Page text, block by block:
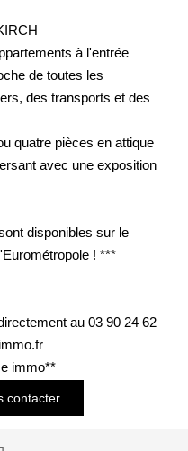
à l'entrée
de toutes les
des transports et des
quatre pièces en attique
avec une exposition
disponibles sur le
! ***
au 03 90 24 62
immo**
contacter